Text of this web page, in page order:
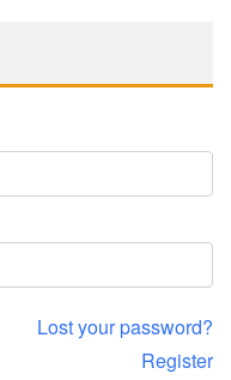
Lost your password?
Register